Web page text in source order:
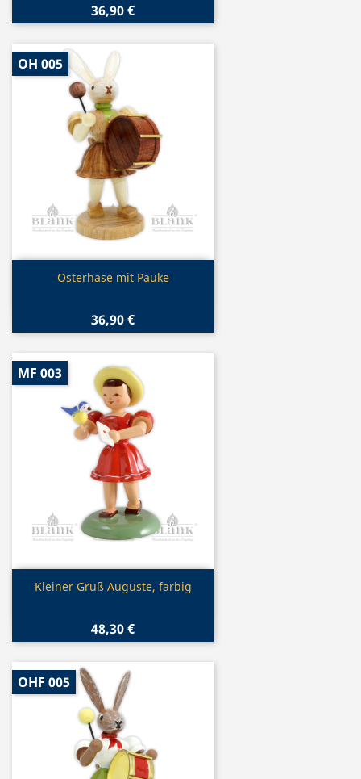
36,90 €
Vorschau
Osterhase mit Pauke
36,90 €
OH 005
Vorschau
Kleiner Gruß Auguste, farbig
48,30 €
MF 003
OHF 005